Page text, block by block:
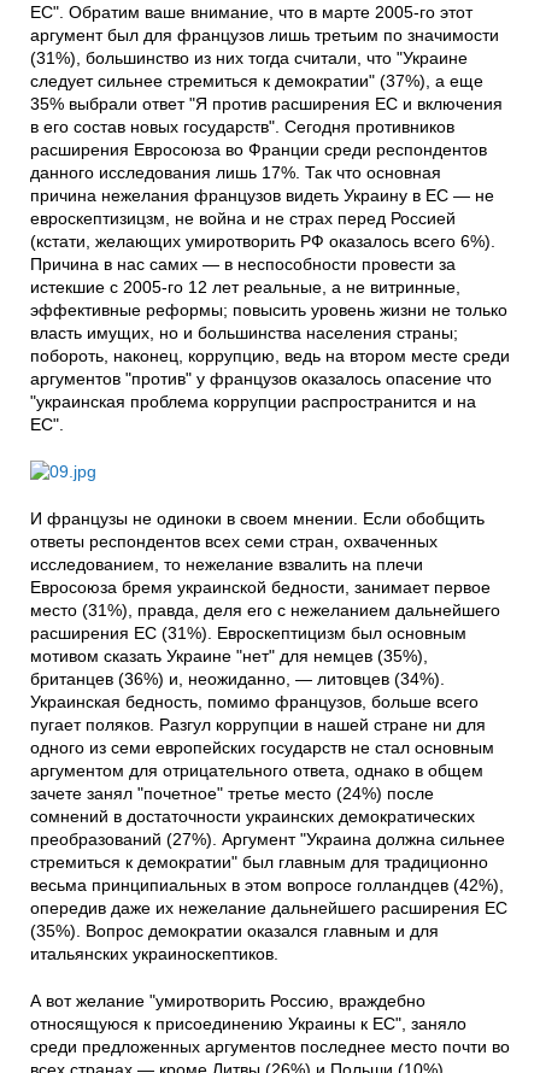
ЕС". Обратим ваше внимание, что в марте 2005-го этот
аргумент был для французов лишь третьим по значимости
(31%), большинство из них тогда считали, что "Украине
следует сильнее стремиться к демократии" (37%), а еще
35% выбрали ответ "Я против расширения ЕС и включения
в его состав новых государств". Сегодня противников
расширения Евросоюза во Франции среди респондентов
данного исследования лишь 17%. Так что основная
причина нежелания французов видеть Украину в ЕС — не
евроскептизицзм, не война и не страх перед Россией
(кстати, желающих умиротворить РФ оказалось всего 6%).
Причина в нас самих — в неспособности провести за
истекшие с 2005-го 12 лет реальные, а не витринные,
эффективные реформы; повысить уровень жизни не только
власть имущих, но и большинства населения страны;
побороть, наконец, коррупцию, ведь на втором месте среди
аргументов "против" у французов оказалось опасение что
"украинская проблема коррупции распространится и на
ЕС".
И французы не одиноки в своем мнении. Если обобщить
ответы респондентов всех семи стран, охваченных
исследованием, то нежелание взвалить на плечи
Евросоюза бремя украинской бедности, занимает первое
место (31%), правда, деля его с нежеланием дальнейшего
расширения ЕС (31%). Евроскептицизм был основным
мотивом сказать Украине "нет" для немцев (35%),
британцев (36%) и, неожиданно, — литовцев (34%).
Украинская бедность, помимо французов, больше всего
пугает поляков. Разгул коррупции в нашей стране ни для
одного из семи европейских государств не стал основным
аргументом для отрицательного ответа, однако в общем
зачете занял "почетное" третье место (24%) после
сомнений в достаточности украинских демократических
преобразований (27%). Аргумент "Украина должна сильнее
стремиться к демократии" был главным для традиционно
весьма принципиальных в этом вопросе голландцев (42%),
опередив даже их нежелание дальнейшего расширения ЕС
(35%). Вопрос демократии оказался главным и для
итальянских украиноскептиков.
А вот желание "умиротворить Россию, враждебно
относящуюся к присоединению Украины к ЕС", заняло
среди предложенных аргументов последнее место почти во